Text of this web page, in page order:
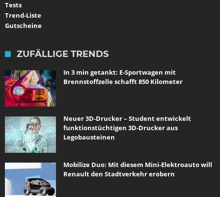
Tests
Trend-Liste
Gutscheine
ZUFÄLLIGE TRENDS
In 3 min getankt: E-Sportwagen mit
Brennstoffzelle schafft 850 Kilometer
Neuer 3D-Drucker – Student entwickelt
funktionstüchtigen 3D-Drucker aus
Legobausteinen
Mobilize Duo: Mit diesem Mini-Elektroauto will
Renault den Stadtverkehr erobern